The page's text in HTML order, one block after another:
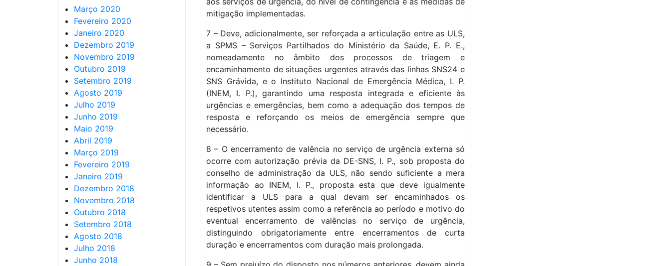
Março 2020
Fevereiro 2020
Janeiro 2020
Dezembro 2019
Novembro 2019
Outubro 2019
Setembro 2019
Agosto 2019
Julho 2019
Junho 2019
Maio 2019
Abril 2019
Março 2019
Fevereiro 2019
Janeiro 2019
Dezembro 2018
Novembro 2018
Outubro 2018
Setembro 2018
Agosto 2018
Julho 2018
Junho 2018
mitigação implementadas.
7 – Deve, adicionalmente, ser reforçada a articulação entre as ULS,
a SPMS – Serviços Partilhados do Ministério da Saúde, E. P. E.,
nomeadamente no âmbito dos processos de triagem e
encaminhamento de situações urgentes através das linhas SNS24 e
SNS Grávida, e o Instituto Nacional de Emergência Médica, I. P.
(INEM, I. P.), garantindo uma resposta integrada e eficiente às
urgências e emergências, bem como a adequação dos tempos de
resposta e reforçando os meios de emergência sempre que
necessário.
8 – O encerramento de valência no serviço de urgência externa só
ocorre com autorização prévia da DE-SNS, I. P., sob proposta do
conselho de administração da ULS, não sendo suficiente a mera
informação ao INEM, I. P., proposta esta que deve igualmente
identificar a ULS para a qual devam ser encaminhados os
respetivos utentes assim como a referência ao período e motivo do
eventual encerramento de valências no serviço de urgência,
distinguindo obrigatoriamente entre encerramentos de curta
duração e encerramentos com duração mais prolongada.